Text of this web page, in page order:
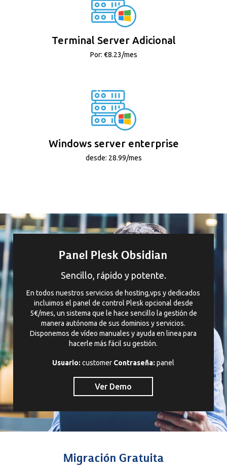
Terminal Server Adicional
Por: €8.23/mes
Windows server enterprise
desde: 28.99/mes
Panel Plesk Obsidian
Sencillo, rápido y potente.
En todos nuestros servicios de hosting,vps y dedicados
incluimos el panel de control Plesk opcional desde
5€/mes, un sistema que le hace sencillo la gestión de
manera autónoma de sus dominios y servicios.
Disponemos de vídeo manuales y ayuda en linea para
hacerle más fácil su gestión.
Usuario: customer Contraseña: panel
Ver Demo
Migración Gratuita